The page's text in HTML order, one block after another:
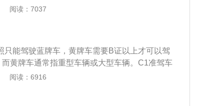
中一种，只可以驾驶小型、微型自动挡载客汽车
速载货汽车和三轮汽车。3、A1驾驶证：A1准驾
重型、中型全挂、半挂汽车），A3为城市公交车
阅读：7037
只能驾驶蓝牌车，黄牌车需要B证以上才可以驾
黄牌车通常指重型车辆或大型车辆。C1准驾车
微型载客汽车及轻型、微型载货汽车；轻、小、
、中型客车、大型货车、普通三轮摩托车、普通
阅读：6916